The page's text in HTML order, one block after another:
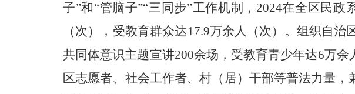
子”和“管脑子”“三同步”工作机制，2024在全区民政
（次），受教育群众达17.9万余人（次）。组织自
共同体意识主题宣讲200余场，受教育青少年达6万余
区志愿者、社会工作者、村（居）干部等普法力量